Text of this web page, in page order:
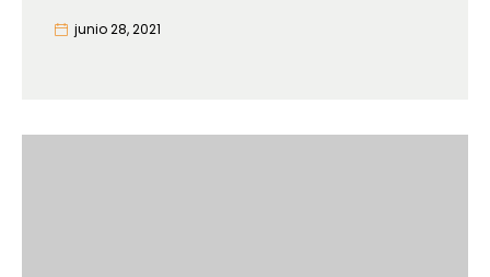
junio 28, 2021